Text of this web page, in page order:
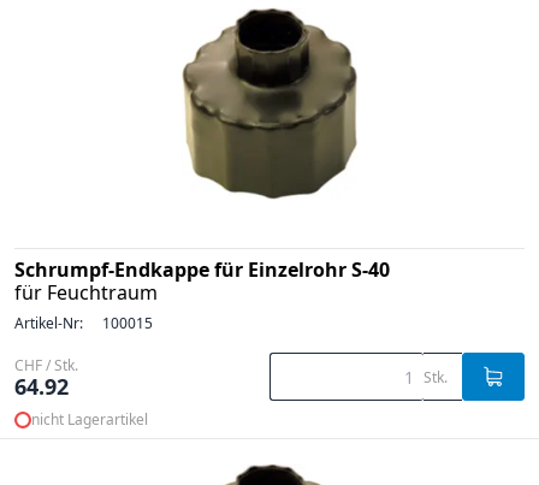
Schrumpf-Endkappe für Einzelrohr S-40
für Feuchtraum
Artikel-Nr: 100015
CHF / Stk.
64.92 Stk.
nicht Lagerartikel